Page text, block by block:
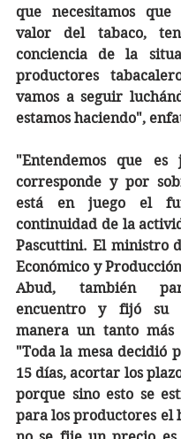
que necesitamos
valor del tabaco,
conciencia de la
productores
vamos a seguir
estamos haciendo",
"Entendemos que
corresponde y por
está en juego el
continuidad de la
Pascuttini. El ministro
Económico y
Abud, también
encuentro y fijó su
manera un tanto más
"Toda la mesa decidió
15 días, acortar los
porque sino esto se
para los productores el